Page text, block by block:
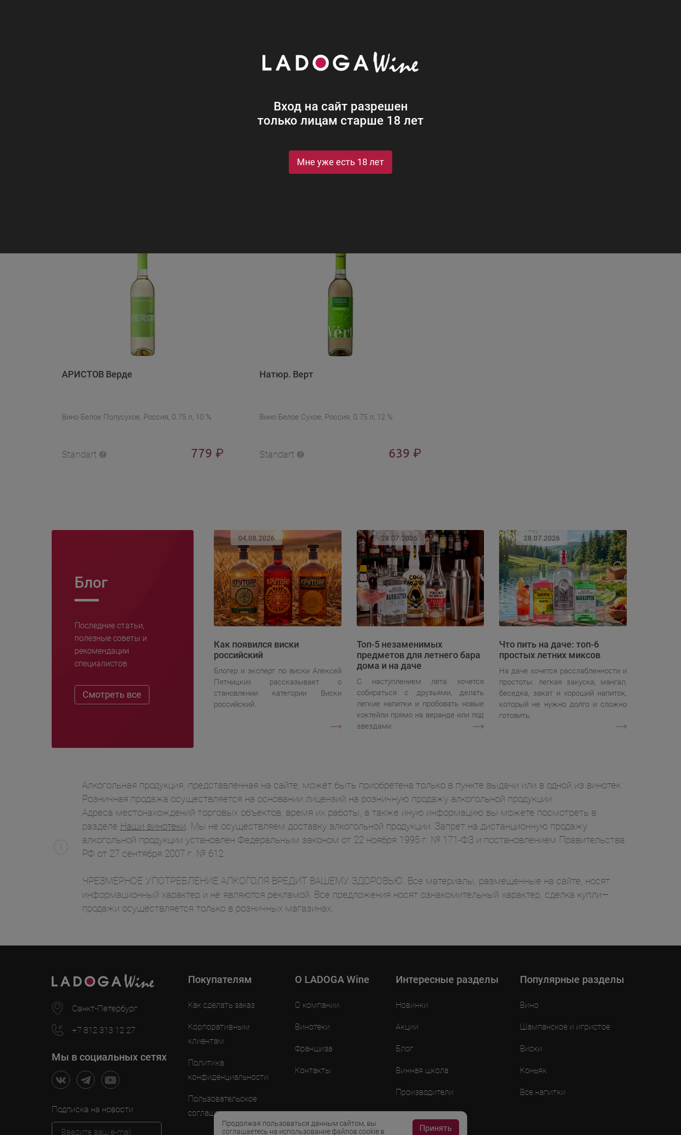
Вход на сайт разрешен
только лицам старше 18 лет
Мне уже есть 18 лет
АРИСТОВ Верде
Вино Белое Полусухое, Россия, 0.75 л, 10 %
Standart 779 ₽
Натюр. Верт
Вино Белое Сухое, Россия, 0.75 л, 12 %
Standart 639 ₽
Блог
Последние статьи,
полезные советы и
рекомендации
специалистов
Смотреть все
04.08.2026
Как появился виски
российский
Блогер и эксперт по виски Алексей
Пятницких рассказывает о
становлении категории Виски
российский.
28.07.2026
Топ-5 незаменимых
предметов для летнего бара
дома и на даче
С наступлением лета хочется
собираться с друзьями, делать
легкие напитки и пробовать новые
коктейли прямо на веранде или под
звездами.
28.07.2026
Что пить на даче: топ-6
простых летних миксов
На даче хочется расслабленности и
простоты: легкая закуска, мангал,
беседка, закат и хороший напиток,
который не нужно долго и сложно
готовить.
Продолжая пользоваться данным сайтом, вы
соглашаетесь на использование файлов cookie в
Принять
Алкогольная продукция, представленная на сайте, может быть приобретена только в пункте выдачи или в одной из винотек.
Розничная продажа осуществляется на основании лицензий на розничную продажу алкогольной продукции.
Адреса местонахождений торговых объектов, время их работы, а также иную информацию вы можете посмотреть в
разделе Наши винотеки. Мы не осуществляем доставку алкогольной продукции. Запрет на дистанционную продажу
алкогольной продукции установлен Федеральным законом от 22 ноября 1995 г. № 171-ФЗ и постановлением Правительства
РФ от 27 сентября 2007 г. № 612.
ЧРЕЗМЕРНОЕ УПОТРЕБЛЕНИЕ АЛКОГОЛЯ ВРЕДИТ ВАШЕМУ ЗДОРОВЬЮ. Все материалы, размещенные на сайте, носят
информационный характер и не являются рекламой. Все предложения носят ознакомительный характер, сделка купли—
продажи осуществляется только в розничных магазинах.
Санкт-Петербург
+7 812 313 12 27
Мы в социальных сетях
Подписка на новости
Покупателям
Как сделать заказ
Корпоративным
клиентам
Политика
конфиденциальности
Пользовательское
соглашение
O LADOGA Wine
О компании
Винотеки
Франшиза
Контакты
Интересные разделы
Новинки
Акции
Блог
Винная школа
Производители
Популярные разделы
Вино
Шампанское и игристое
Виски
Коньяк
Все напитки